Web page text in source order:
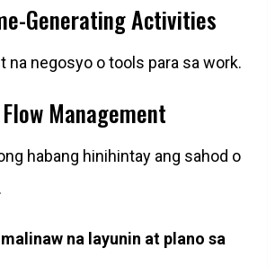
Generating Activities
na negosyo o tools para sa work.
Management
habang hinihintay ang sahod o
na layunin at plano sa